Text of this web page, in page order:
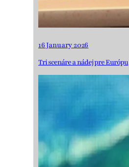
16 January 2026
Tri scenáre a nádej pre Európu